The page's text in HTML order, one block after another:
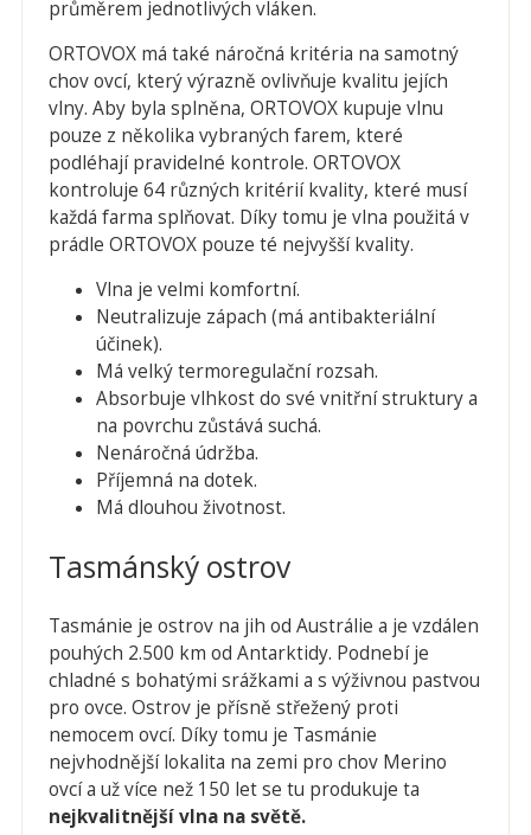
průměrem jednotlivých vláken.
ORTOVOX má také náročná kritéria na samotný
chov ovcí, který výrazně ovlivňuje kvalitu jejích
vlny. Aby byla splněna, ORTOVOX kupuje vlnu
pouze z několika vybraných farem, které
podléhají pravidelné kontrole. ORTOVOX
kontroluje 64 různých kritérií kvality, které musí
každá farma splňovat. Díky tomu je vlna použitá v
prádle ORTOVOX pouze té nejvyšší kvality.
Vlna je velmi komfortní.
Neutralizuje zápach (má antibakteriální
účinek).
Má velký termoregulační rozsah.
Absorbuje vlhkost do své vnitřní struktury a
na povrchu zůstává suchá.
Nenáročná údržba.
Příjemná na dotek.
Má dlouhou životnost.
Tasmánský ostrov
Tasmánie je ostrov na jih od Austrálie a je vzdálen
pouhých 2.500 km od Antarktidy. Podnebí je
chladné s bohatými srážkami a s výživnou pastvou
pro ovce. Ostrov je přísně střežený proti
nemocem ovcí. Díky tomu je Tasmánie
nejvhodnější lokalita na zemi pro chov Merino
ovcí a už více než 150 let se tu produkuje ta
nejkvalitnější vlna na světě.